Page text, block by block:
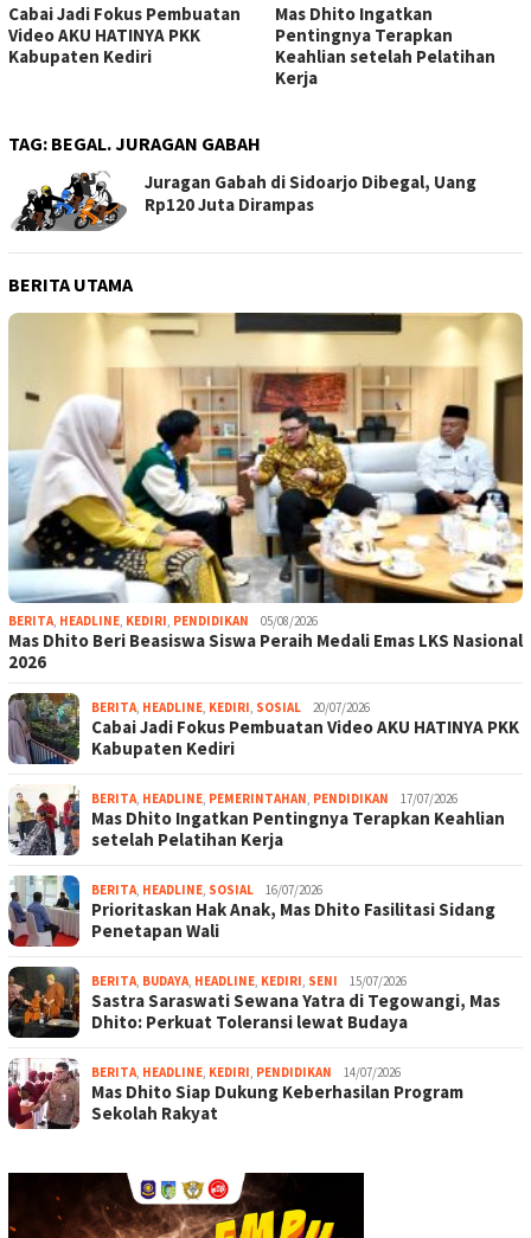
Cabai Jadi Fokus Pembuatan
Video AKU HATINYA PKK
Kabupaten Kediri
Mas Dhito Ingatkan
Pentingnya Terapkan
Keahlian setelah Pelatihan
Kerja
TAG: BEGAL. JURAGAN GABAH
Juragan Gabah di Sidoarjo Dibegal, Uang
Rp120 Juta Dirampas
BERITA UTAMA
BERITA, HEADLINE, KEDIRI, PENDIDIKAN 05/08/2026
Mas Dhito Beri Beasiswa Siswa Peraih Medali Emas LKS Nasional
2026
BERITA, HEADLINE, KEDIRI, SOSIAL 20/07/2026
Cabai Jadi Fokus Pembuatan Video AKU HATINYA PKK
Kabupaten Kediri
BERITA, HEADLINE, PEMERINTAHAN, PENDIDIKAN 17/07/2026
Mas Dhito Ingatkan Pentingnya Terapkan Keahlian
setelah Pelatihan Kerja
BERITA, HEADLINE, SOSIAL 16/07/2026
Prioritaskan Hak Anak, Mas Dhito Fasilitasi Sidang
Penetapan Wali
BERITA, BUDAYA, HEADLINE, KEDIRI, SENI 15/07/2026
Sastra Saraswati Sewana Yatra di Tegowangi, Mas
Dhito: Perkuat Toleransi lewat Budaya
BERITA, HEADLINE, KEDIRI, PENDIDIKAN 14/07/2026
Mas Dhito Siap Dukung Keberhasilan Program
Sekolah Rakyat